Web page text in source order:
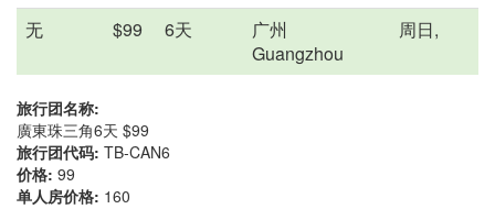
无 $99 6天
广州
Guangzhou
周日,
旅行团名称:
廣東珠三角6天 $99
旅行团代码: TB-CAN6
价格: 99
单人房价格: 160